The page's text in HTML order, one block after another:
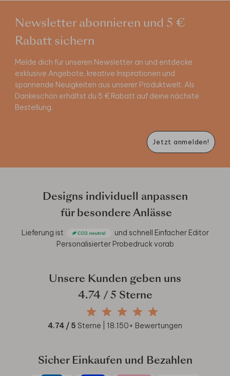
Newsletter abonnieren und 5 €
Rabatt sichern
Melde dich für unseren Newsletter an und entdecke
exklusive Angebote, kreative Inspirationen und
spannende Neuigkeiten aus unserer Produktwelt. Als
Dankeschön erhältst du 5 € Rabatt auf deine nächste
Bestellung.
Jetzt anmelden!
Designs individuell anpassen
für besondere Anlässe
Lieferung ist und schnell Einfacher Editor
Personalisierter Probedruck vorab
Unsere Kunden geben uns
4.74/ 5 Sterne
4.74 / 5 Sterne | 18.150+ Bewertungen
Sicher Einkaufen und Bezahlen